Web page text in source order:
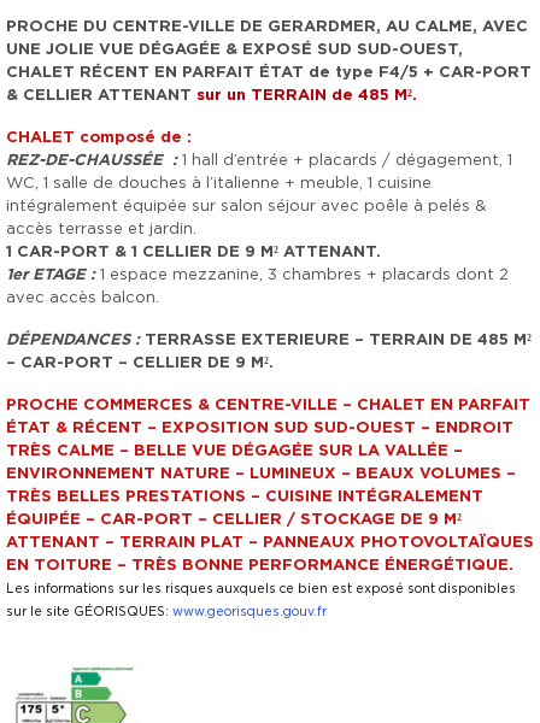
PROCHE DU CENTRE-VILLE DE GERARDMER, AU CALME, AVEC
UNE JOLIE VUE DÉGAGÉE & EXPOSÉ SUD SUD-OUEST,
CHALET RÉCENT EN PARFAIT ÉTAT de type F4/5 + CAR-PORT
& CELLIER ATTENANT sur un TERRAIN de 485 M².
CHALET composé de :
REZ-DE-CHAUSSÉE : 1 hall d’entrée + placards / dégagement, 1
WC, 1 salle de douches à l’italienne + meuble, 1 cuisine
intégralement équipée sur salon séjour avec poêle à pelés &
accès terrasse et jardin.
1 CAR-PORT & 1 CELLIER DE 9 M² ATTENANT.
1er ETAGE :1 espace mezzanine, 3 chambres + placards dont 2
avec accès balcon.
DÉPENDANCES : TERRASSE EXTERIEURE – TERRAIN DE 485 M²
– CAR-PORT – CELLIER DE 9 M².
PROCHE COMMERCES & CENTRE-VILLE – CHALET EN PARFAIT
ÉTAT & RÉCENT – EXPOSITION SUD SUD-OUEST – ENDROIT
TRÈS CALME – BELLE VUE DÉGAGÉE SUR LA VALLÉE –
ENVIRONNEMENT NATURE – LUMINEUX – BEAUX VOLUMES –
TRÈS BELLES PRESTATIONS – CUISINE INTÉGRALEMENT
ÉQUIPÉE – CAR-PORT – CELLIER / STOCKAGE DE 9 M²
ATTENANT – TERRAIN PLAT – PANNEAUX PHOTOVOLTAÏQUES
EN TOITURE – TRÈS BONNE PERFORMANCE ÉNERGÉTIQUE.
Les informations sur les risques auxquels ce bien est exposé sont disponibles
sur le site GÉORISQUES: www.georisques.gouv.fr